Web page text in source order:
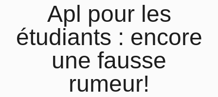
Apl pour les
étudiants : encore
une fausse
rumeur!